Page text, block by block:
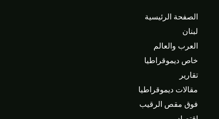
الصفحة الرئيسية
لبنان
العرب والعالم
خاص ديموقراطيا
تقارير
مقالات ديموقراطيا
فوق مقص الرقيب